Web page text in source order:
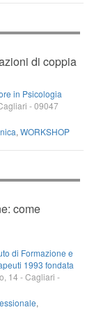
di coppia
in Psicologia
-09047
,WORKSHOP
come
di Formazione e
1993 fondata
14 - Cagliari -
,